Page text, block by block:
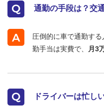
通勤の手段は？交
圧倒的に車で通勤す
勤手当は実費で、
月3
ドライバーは忙し